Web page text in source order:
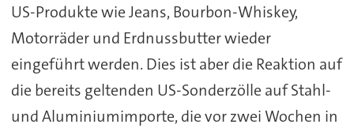
US-Produkte wie Jeans, Bourbon-Whiskey,
Motorräder und Erdnussbutter wieder
eingeführt werden. Dies ist aber die Reaktion auf
die bereits geltenden US-Sonderzölle auf Stahl-
und Aluminiumimporte, die vor zwei Wochen in